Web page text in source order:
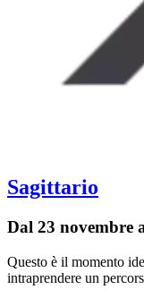
Sagittario
Dal 23 novembre
Questo è il momento
intraprendere un